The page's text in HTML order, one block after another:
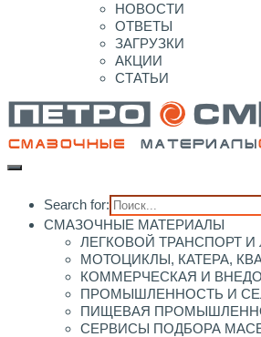
НОВОСТИ
ОТВЕТЫ
ЗАГРУЗКИ
АКЦИИ
СТАТЬИ
Search for:
СМАЗОЧНЫЕ МАТЕРИАЛЫ
ЛЕГКОВОЙ ТРАНСПОРТ И
МОТОЦИКЛЫ, КАТЕРА,
КОММЕРЧЕСКАЯ И
ПРОМЫШЛЕННОСТЬ И
ПИЩЕВАЯ
СЕРВИСЫ ПОДБОРА